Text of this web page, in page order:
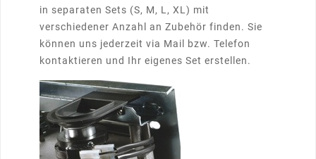
in separaten Sets (S, M, L, XL) mit
verschiedener Anzahl an Zubehör finden. Sie
können uns jederzeit via Mail bzw. Telefon
kontaktieren und Ihr eigenes Set erstellen.